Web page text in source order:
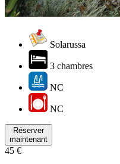
Solarussa
3 chambres
NC
NC
Réserver
maintenant
45 €